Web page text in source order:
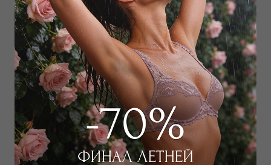
возвратов и выдача
интернет-заказов.
Подробно
Купить Online
Магазин Дикая
Орхидея, Неглинная
ТЦ, Москва